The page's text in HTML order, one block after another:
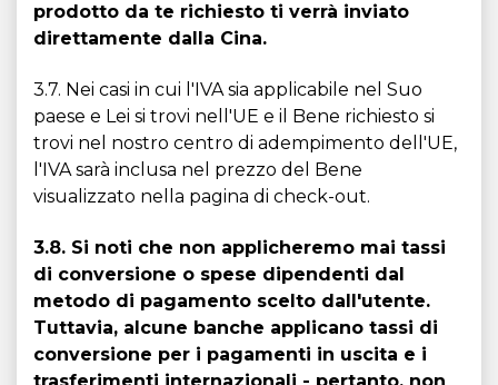
prodotto da te richiesto ti verrà inviato
direttamente dalla Cina.
3.7. Nei casi in cui l'IVA sia applicabile nel Suo
paese e Lei si trovi nell'UE e il Bene richiesto si
trovi nel nostro centro di adempimento dell'UE,
l'IVA sarà inclusa nel prezzo del Bene
visualizzato nella pagina di check-out.
3.8. Si noti che non applicheremo mai tassi
di conversione o spese dipendenti dal
metodo di pagamento scelto dall'utente.
Tuttavia, alcune banche applicano tassi di
conversione per i pagamenti in uscita e i